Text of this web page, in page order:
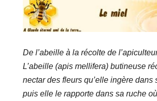
De l’abeille à la récolte de
L’abeille (apis mellifera) butineuse
nectar des fleurs qu’elle ingère dans
puis elle le rapporte dans sa ruche